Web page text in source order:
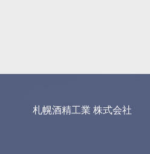
札幌酒精工業 株式会社